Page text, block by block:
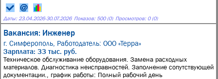
Даты: 23.04.2026-30.07.2026 Показов: 500 (0) Просмотров: 0 (0)
Вакансия: Инженер
г. Симферополь, Работодатель: ООО «Терра»
Зарплата: 33 тыс. руб.
Техническое обслуживание оборудования. Замена расходных
материалов. Диагностика неисправностей. Заполнение сопутствующей
документации., график работы: Полный рабочий день